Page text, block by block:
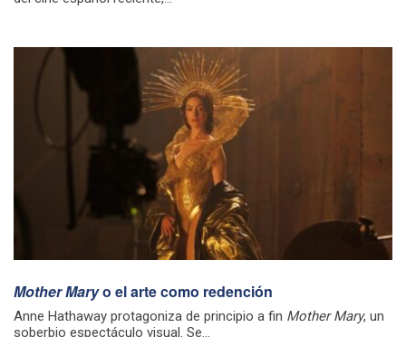
Mother Maryo el arte como redención
Anne Hathaway protagoniza de principio a fin Mother Mary, un
soberbio espectáculo visual. Se...